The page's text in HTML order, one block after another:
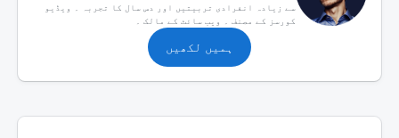
سے زیادہ انفرادی تربیتیں اور دس سال کا تجربہ ۔ ویڈیو
کورسز کے مصنف ۔ ویب سائٹ کے مالک ۔
ہمیں لکھیں